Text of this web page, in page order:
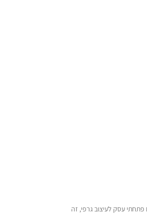
פתחתי עסק לעיצוב גרפי, זה